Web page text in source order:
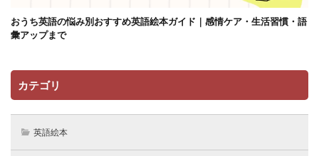
おうち英語の悩み別おすすめ英語絵本ガイド｜感情ケア・生活習慣・語
彙アップまで
カテゴリ
英語絵本